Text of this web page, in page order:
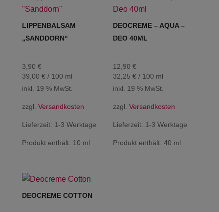
LIPPENBALSAM
„SANDDORN“
3,90 €
39,00 €/ 100 ml
inkl. 19 % MwSt.
zzgl. Versandkosten
Lieferzeit: 1-3 Werktage
Produkt enthält: 10 ml
DEOCREME – AQUA –
DEO 40ML
12,90€
32,25€ / 100 ml
inkl. 19 % MwSt.
zzgl.Versandkosten
Lieferzeit: 1-3 Werktage
Produkt enthält: 40 ml
DEOCREME COTTON